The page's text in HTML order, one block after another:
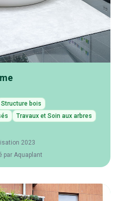
Structure bois
Travaux et Soin aux arbres
2023
par Aquaplant